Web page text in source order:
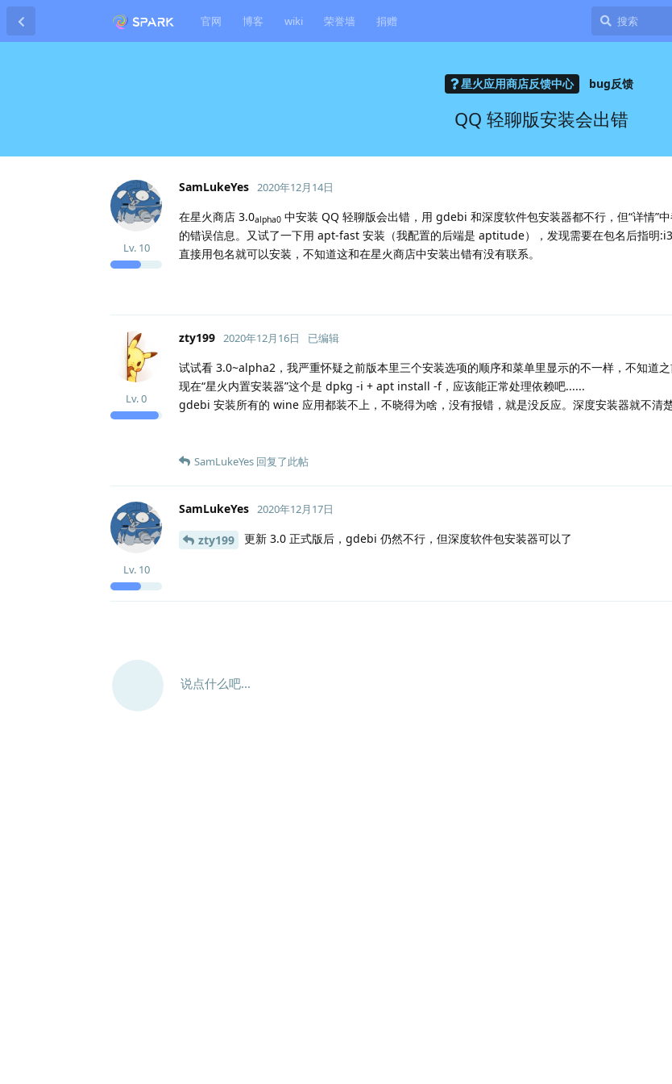
官网 博客 wiki 荣誉墙 捐赠
星火应用商店反馈中心 bug反馈
QQ 轻聊版安装会出错
SamLukeYes
Lv. 10
2020年12月14日
在星火商店 3.0alpha0 中安装 QQ 轻聊版会出错，用 gdebi 和深度软件包安装器都不行，但“详情”
的错误信息。又试了一下用 apt-fast 安装（我配置的后端是 aptitude），发现需要在包名后指明
直接用包名就可以安装，不知道这和在星火商店中安装出错有没有联系。
zty199
Lv.0
2020年12月16日 已编辑
试试看 3.0~alpha2，我严重怀疑之前版本里三个安装选项的顺序和菜单里显示的不一样，不知道
现在“星火内置安装器”这个是 dpkg -i + apt install -f，应该能正常处理依赖吧......
gdebi 安装所有的 wine 应用都装不上，不晓得为啥，没有报错，就是没反应。深度安装器就不清
SamLukeYes 回复了此帖
SamLukeYes
Lv. 10
2020年12月17日
zty199 更新 3.0 正式版后，gdebi 仍然不行，但深度软件包安装器可以了
说点什么吧...